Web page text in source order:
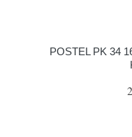
POSTEL PK 34